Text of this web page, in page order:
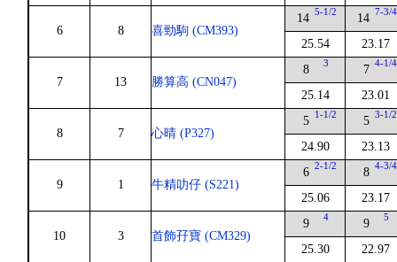
6 8 喜勁駒 (CM393)
14 5-1/2
25.54
14 7-3/4
23.17
7 13 勝算高 (CN047)
8 3
25.14
7 4-1/4
23.01
8 7 心晴 (P327)
5 1-1/2
24.90
5 3-1/2
23.13
9 1 牛精叻仔 (S221)
6 2-1/2
25.06
8 4-3/4
23.17
10 3 首飾孖寶 (CM329)
9 4
25.30
9 5
22.97